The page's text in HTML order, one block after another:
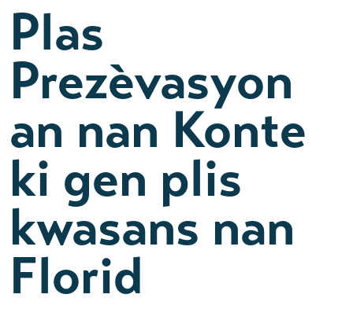
Plas
Prezèvasyon
an nan Konte
ki gen plis
kwasans nan
Florid